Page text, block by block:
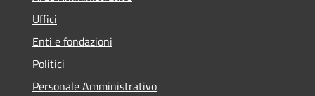
Uffici
Enti e fondazioni
Politici
Personale Amministrativo